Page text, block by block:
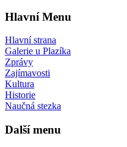
Hlavní Menu
Hlavní strana
Galerie u Plazíka
Zprávy
Zajímavosti
Kultura
Historie
Naučná stezka
Další menu